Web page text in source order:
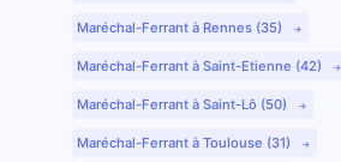
Maréchal-Ferrant à Rennes (35)
Maréchal-Ferrant à Saint-Etienne (42)
Maréchal-Ferrant à Saint-Lô (50)
Maréchal-Ferrant à Toulouse (31)